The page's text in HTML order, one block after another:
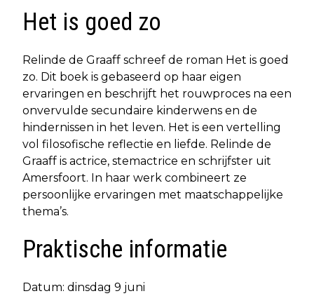
Het is goed zo
Relinde de Graaff schreef de roman Het is goed
zo. Dit boek is gebaseerd op haar eigen
ervaringen en beschrijft het rouwproces na een
onvervulde secundaire kinderwens en de
hindernissen in het leven. Het is een vertelling
vol filosofische reflectie en liefde. Relinde de
Graaff is actrice, stemactrice en schrijfster uit
Amersfoort. In haar werk combineert ze
persoonlijke ervaringen met maatschappelijke
thema’s.
Praktische informatie
Datum: dinsdag 9 juni